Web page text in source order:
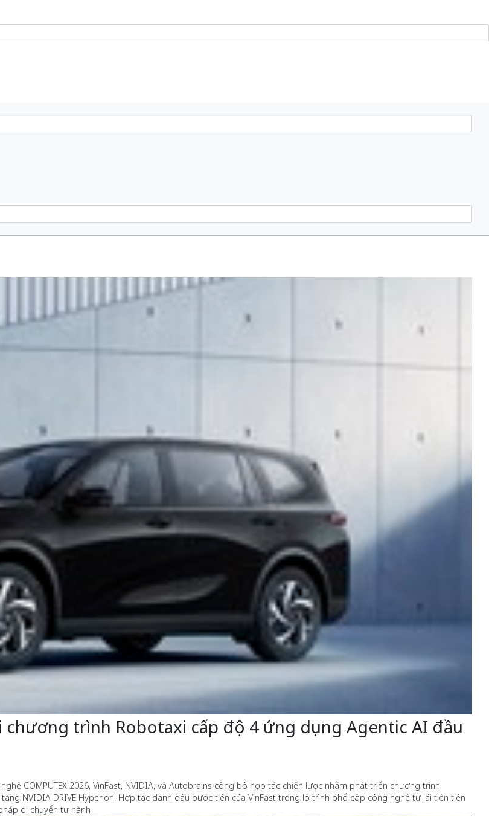
chương trình Robotaxi cấp độ 4 ứng dụng Agentic AI đầu
COMPUTEX 2026, VinFast, NVIDIA, và Autobrains công bố hợp tác chiến lược nhằm phát triển chương trình
NVIDIA DRIVE Hyperion. Hợp tác đánh dấu bước tiến của VinFast trong lộ trình phổ cập công nghệ tự lái tiên tiến
di chuyển tự hành